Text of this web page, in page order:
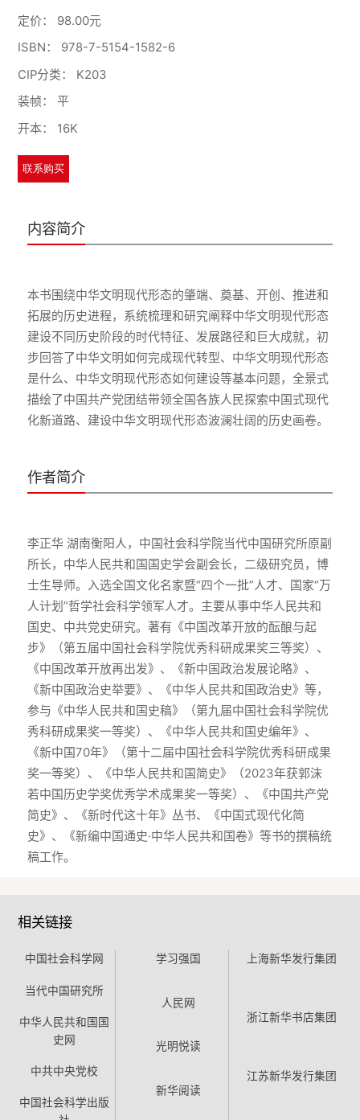
定价：
98.00元
ISBN：
978-7-5154-1582-6
CIP分类：
K203
装帧：
平
开本：
16K
联系购买
内容简介
本书围绕中华文明现代形态的肇端、奠基、开创、推进和
拓展的历史进程，系统梳理和研究阐释中华文明现代形态
建设不同历史阶段的时代特征、发展路径和巨大成就，初
步回答了中华文明如何完成现代转型、中华文明现代形态
是什么、中华文明现代形态如何建设等基本问题，全景式
描绘了中国共产党团结带领全国各族人民探索中国式现代
作者简介
李正华 湖南衡阳人，中国社会科学院当代中国研究所原副
所长，中华人民共和国国史学会副会长，二级研究员，博
士生导师。入选全国文化名家暨“四个一批”人才、国家“万
人计划”哲学社会科学领军人才。主要从事中华人民共和
国史、中共党史研究。著有《中国改革开放的酝酿与起
步》（第五届中国社会科学院优秀科研成果奖三等奖）、
《中国改革开放再出发》、《新中国政治发展论略》、
《新中国政治史举要》、《中华人民共和国政治史》等，
参与《中华人民共和国史稿》（第九届中国社会科学院优
秀科研成果奖一等奖）、《中华人民共和国史编年》、
《新中国70年》（第十二届中国社会科学院优秀科研成果
奖一等奖）、《中华人民共和国简史》（2023年获郭沫
若中国历史学奖优秀学术成果奖一等奖）、《中国共产党
简史》、《新时代这十年》丛书、《中国式现代化简
史》、《新编中国通史·中华人民共和国卷》等书的撰稿统
相关链接
中国社会科学网
当代中国研究所
中华人民共和国国
史网
中共中央党校
中国社会科学出版
学习强国
人民网
光明悦读
新华阅读
上海新华发行集团
浙江新华书店集团
江苏新华发行集团